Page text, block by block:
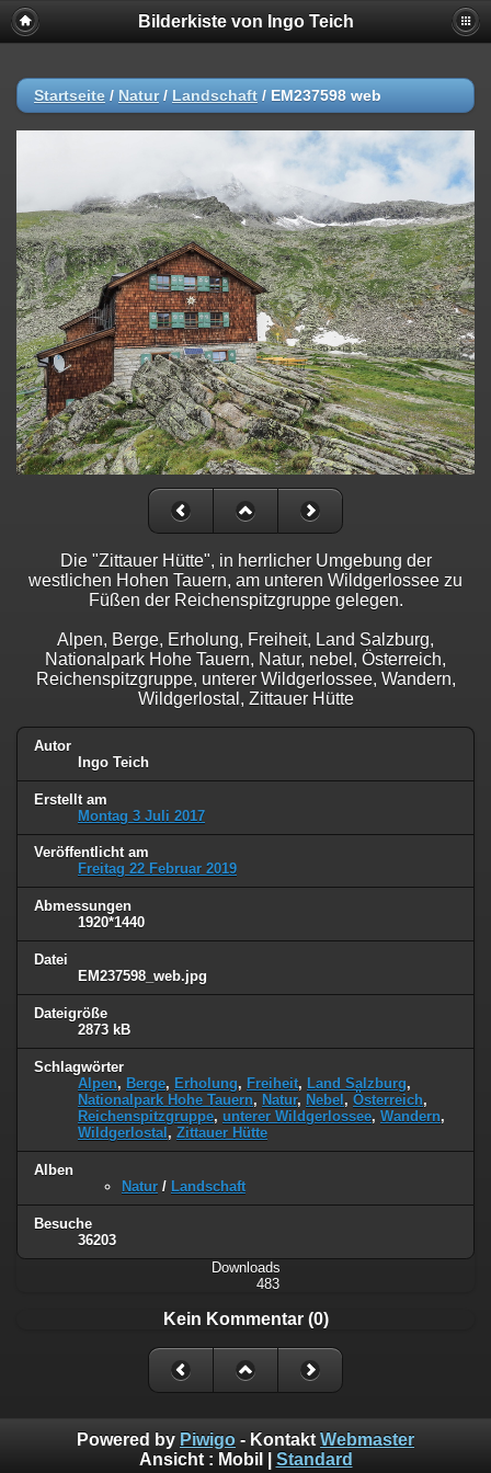
Bilderkiste von Ingo Teich
Startseite / Natur/ Landschaft / EM237598 web
Die "Zittauer Hütte", in herrlicher Umgebung der
westlichen Hohen Tauern, am unteren Wildgerlossee zu
Füßen der Reichenspitzgruppe gelegen.
Alpen, Berge, Erholung, Freiheit, Land Salzburg,
Nationalpark Hohe Tauern, Natur, nebel, Österreich,
Reichenspitzgruppe, unterer Wildgerlossee, Wandern,
Wildgerlostal, Zittauer Hütte
Autor
Ingo Teich
Erstellt am
Montag 3 Juli 2017
Veröffentlicht am
Freitag 22 Februar 2019
Abmessungen
1920*1440
Datei
EM237598_web.jpg
Dateigröße
2873 kB
Schlagwörter
Alpen, Berge, Erholung, Freiheit, Land Salzburg,
Nationalpark Hohe Tauern, Natur, Nebel , Österreich,
Reichenspitzgruppe, unterer Wildgerlossee, Wandern,
Wildgerlostal , Zittauer Hütte
Alben
Natur / Landschaft
Besuche
36203
Downloads
483
Kein Kommentar (0)
Powered by Piwigo - Kontakt Webmaster
Ansicht : Mobil Standard